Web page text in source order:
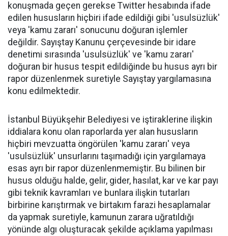
konuşmada geçen gerekse Twitter hesabında ifade
edilen hususların hiçbiri ifade edildiği gibi 'usulsüzlük'
veya 'kamu zararı' sonucunu doğuran işlemler
değildir. Sayıştay Kanunu çerçevesinde bir idare
denetimi sırasında 'usulsüzlük' ve 'kamu zararı'
doğuran bir husus tespit edildiğinde bu husus ayrı bir
rapor düzenlenmek suretiyle Sayıştay yargılamasına
konu edilmektedir.
İstanbul Büyükşehir Belediyesi ve iştiraklerine ilişkin
iddialara konu olan raporlarda yer alan hususların
hiçbiri mevzuatta öngörülen 'kamu zararı' veya
'usulsüzlük' unsurlarını taşımadığı için yargılamaya
esas ayrı bir rapor düzenlenmemiştir. Bu bilinen bir
husus olduğu halde, gelir, gider, hasılat, kar ve kar payı
gibi teknik kavramları ve bunlara ilişkin tutarları
birbirine karıştırmak ve birtakım farazi hesaplamalar
da yapmak suretiyle, kamunun zarara uğratıldığı
yönünde algı oluşturacak şekilde açıklama yapılması